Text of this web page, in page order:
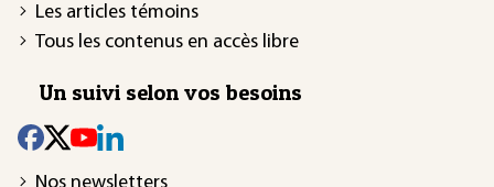
Les articles témoins
Tous les contenus en accès libre
Un suivi selon vos besoins
Nos newsletters